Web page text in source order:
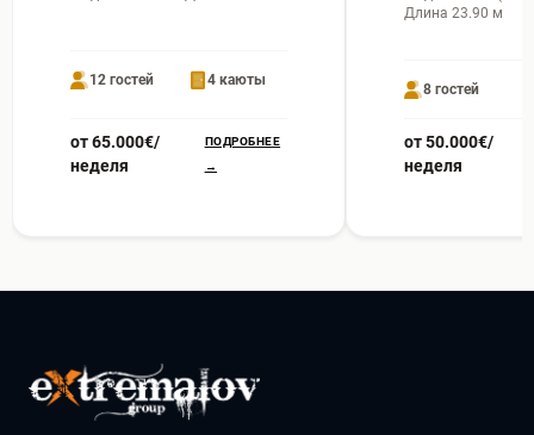
12 гостей 4 каюты
от 65.000€/
неделя
ПОДРОБНЕЕ
→
Длина 23.90 м
8 гостей
от 50.000€/
неделя